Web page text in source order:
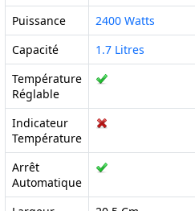
Puissance 2400 Watts
Capacité
1.7 Litres
Température
Réglable
Indicateur
Température
Arrêt
Automatique